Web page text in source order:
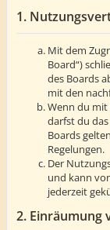
1.
Mit dem
Board“)
des Boards
mit den
Wenn du mit
darfst du
Boards
Regelungen.
Der
und kann
jederzeit
2. Einräumung